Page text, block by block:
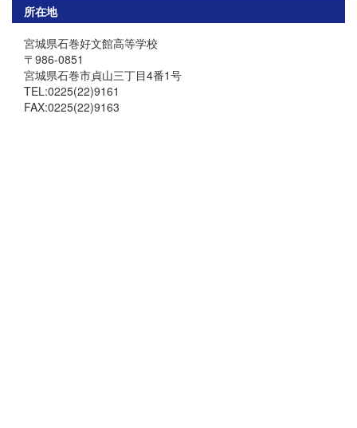
所在地
宮城県石巻好文館高等学校
〒986-0851
宮城県石巻市貞山三丁目4番1号
TEL:0225(22)9161
FAX:0225(22)9163